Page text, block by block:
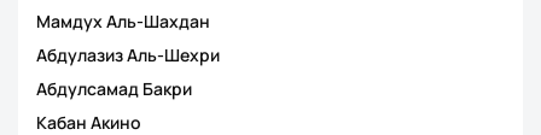
Мамдух Аль-Шахдан
Абдулазиз Аль-Шехри
Абдулсамад Бакри
Кабан Акино